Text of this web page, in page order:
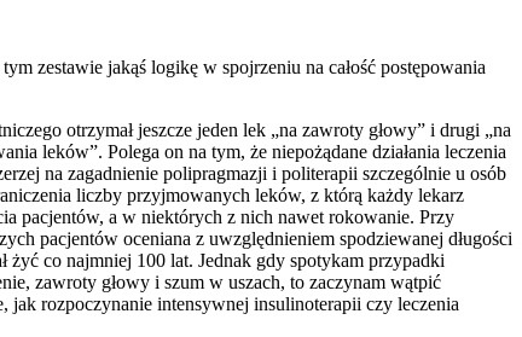
zestawie jakąś logikę w spojrzeniu na całość postępowania
otrzymał jeszcze jeden lek „na zawroty głowy” i drugi „na
leków”. Polega on na tym, że niepożądane działania leczenia
na zagadnienie polipragmazji i politerapii szczególnie u osób
liczby przyjmowanych leków, z którą każdy lekarz
pacjentów, a w niektórych z nich nawet rokowanie. Przy
pacjentów oceniana z uwzględnieniem spodziewanej długości
żyć co najmniej 100 lat. Jednak gdy spotykam przypadki
zawroty głowy i szum w uszach, to zaczynam wątpić
jak rozpoczynanie intensywnej insulinoterapii czy leczenia